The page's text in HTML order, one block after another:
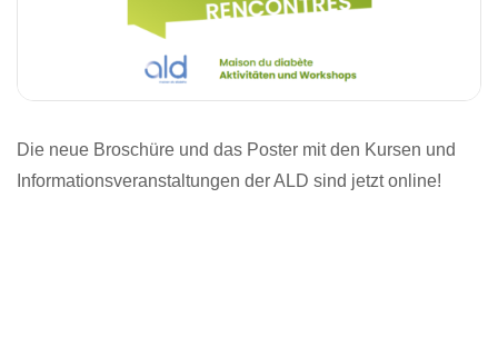
Die neue Broschüre und das Poster mit den Kursen und
Informationsveranstaltungen der ALD sind jetzt online!